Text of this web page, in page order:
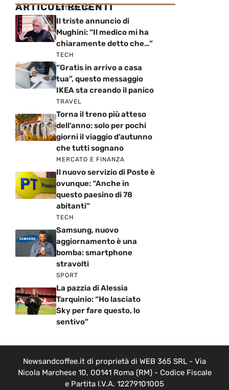
ARTICOLI RECENTI
ATTUALITÀ
Il triste annuncio di
Mughini: “Il medico mi ha
chiaramente detto che…”
TECH
“Gratis in arrivo a casa
tua”, questo messaggio
IKEA sta creando il panico
TRAVEL
Torna il treno più atteso
dell’anno: solo per pochi
giorni il viaggio d’autunno
che tutti sognano
MERCATO E FINANZA
Il nuovo servizio di Poste è
ovunque: “Anche in
questo paesino di 78
abitanti”
TECH
Samsung, nuovo
aggiornamento è una
bomba: smartphone
stravolti
SPORT
La pazzia di Alessia
Tarquinio: “Ho lasciato
Sky per fare questo, lo
sentivo”
Newsandcoffee.it di proprietà di WEB 365 SRL - Via
Nicola Marchese 10, 00141 Roma (RM) - Codice Fiscale
e Partita I.V.A. 12279101005